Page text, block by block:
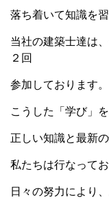
落ち着いて知識を
当社の建築士達は
２回
参加しておりま
こうした「学び」
正しい知識と最新
私たちは行なっ
日々の努力により